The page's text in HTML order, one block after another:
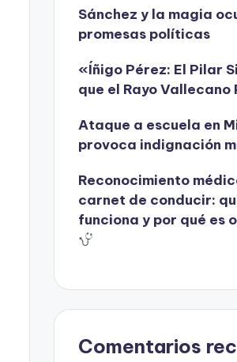
Sánchez y la magia
promesas políticas
«Íñigo Pérez: El Pilar
que el Rayo
Ataque a escuela en
provoca indignación
Reconocimiento
carnet de conducir:
funciona y por qué es
Comentarios